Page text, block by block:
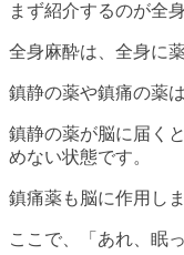
まず紹介するのが全
全身麻酔は、全身に
鎮静の薬や鎮痛の薬
鎮静の薬が脳に届く
めない状態です。
鎮痛薬も脳に作用し
ここで、「あれ、眠